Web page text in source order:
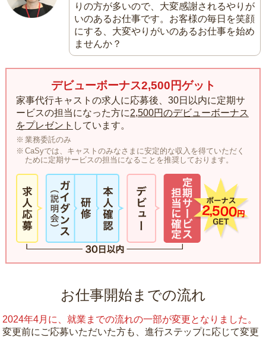
りの方が多いので、大変感謝されるやりが
いのあるお仕事です。お客様の毎日を笑顔
にする、大変やりがいのあるお仕事を始め
ませんか？
デビューボーナス2,500円ゲット
家事代行キャストの求人に応募後、30日以内に定期サ
ービスの担当になった方に2,500円のデビューボーナス
をプレゼント しています。
業務委託のみ
CaSyでは、キャストのみなさまに安定的な収入を得ていただく
ために定期サービスの担当になることを推奨しております。
お仕事開始までの流れ
2024年4月に、就業までの流れの一部が変更となりました。
変更前にご応募いただいた方も、進行ステップに応じて変更